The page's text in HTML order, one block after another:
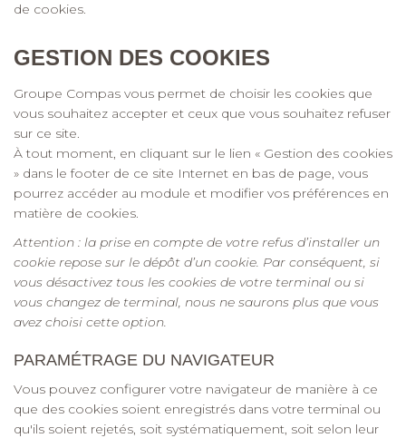
de cookies.
GESTION DES COOKIES
Groupe Compas vous permet de choisir les cookies que
vous souhaitez accepter et ceux que vous souhaitez refuser
sur ce site.
À tout moment, en cliquant sur le lien « Gestion des cookies
» dans le footer de ce site Internet en bas de page, vous
pourrez accéder au module et modifier vos préférences en
matière de cookies.
Attention : la prise en compte de votre refus d’installer un
cookie repose sur le dépôt d’un cookie. Par conséquent, si
vous désactivez tous les cookies de votre terminal ou si
vous changez de terminal, nous ne saurons plus que vous
avez choisi cette option.
PARAMÉTRAGE DU NAVIGATEUR
Vous pouvez configurer votre navigateur de manière à ce
que des cookies soient enregistrés dans votre terminal ou
qu'ils soient rejetés, soit systématiquement, soit selon leur